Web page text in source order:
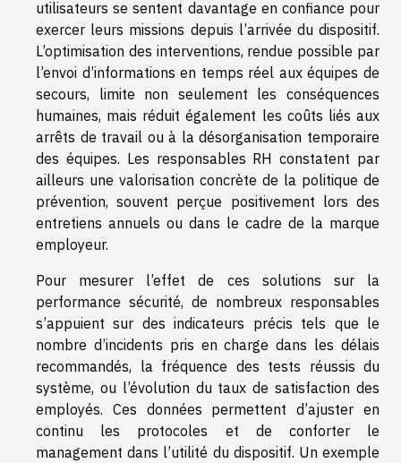
utilisateurs se sentent davantage en confiance pour
exercer leurs missions depuis l’arrivée du dispositif.
L’optimisation des interventions, rendue possible par
l’envoi d’informations en temps réel aux équipes de
secours, limite non seulement les conséquences
humaines, mais réduit également les coûts liés aux
arrêts de travail ou à la désorganisation temporaire
des équipes. Les responsables RH constatent par
ailleurs une valorisation concrète de la politique de
prévention, souvent perçue positivement lors des
entretiens annuels ou dans le cadre de la marque
employeur.
Pour mesurer l’effet de ces solutions sur la
performance sécurité, de nombreux responsables
s’appuient sur des indicateurs précis tels que le
nombre d’incidents pris en charge dans les délais
recommandés, la fréquence des tests réussis du
système, ou l’évolution du taux de satisfaction des
employés. Ces données permettent d’ajuster en
continu les protocoles et de conforter le
management dans l’utilité du dispositif. Un exemple